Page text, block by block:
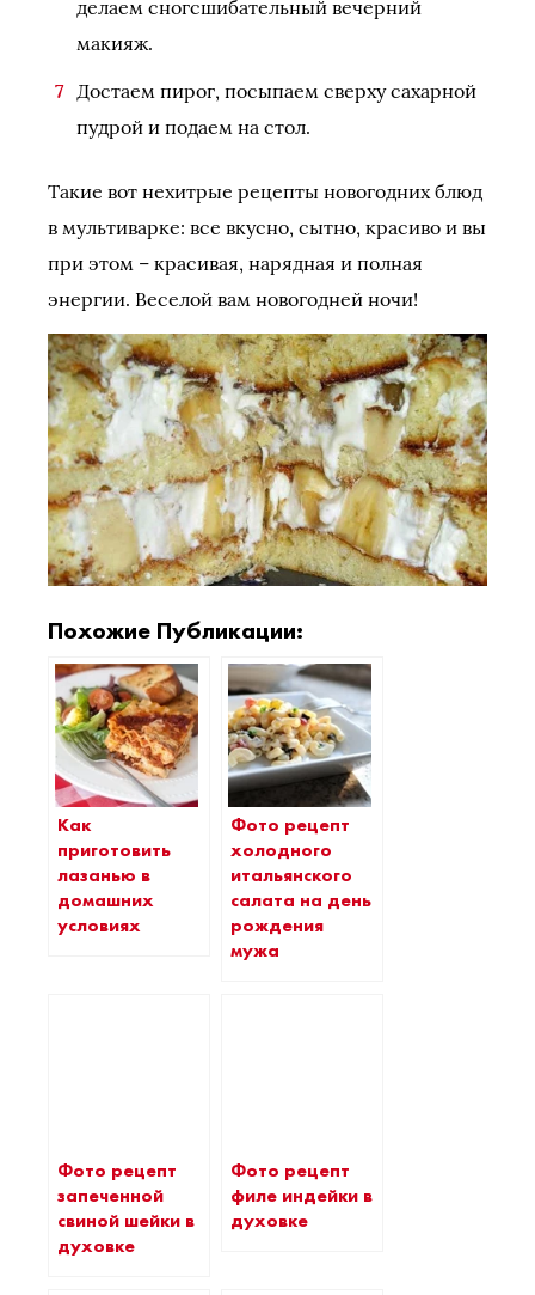
делаем сногсшибательный вечерний
макияж.
Достаем пирог, посыпаем сверху сахарной
пудрой и подаем на стол.
Такие вот нехитрые рецепты новогодних блюд
в мультиварке: все вкусно, сытно, красиво и вы
при этом – красивая, нарядная и полная
энергии. Веселой вам новогодней ночи!
Похожие Публикации:
Как
приготовить
лазанью в
домашних
условиях
Фото рецепт
холодного
итальянского
салата на день
рождения
мужа
Фото рецепт
запеченной
свиной шейки в
духовке
Фото рецепт
филе индейки в
духовке